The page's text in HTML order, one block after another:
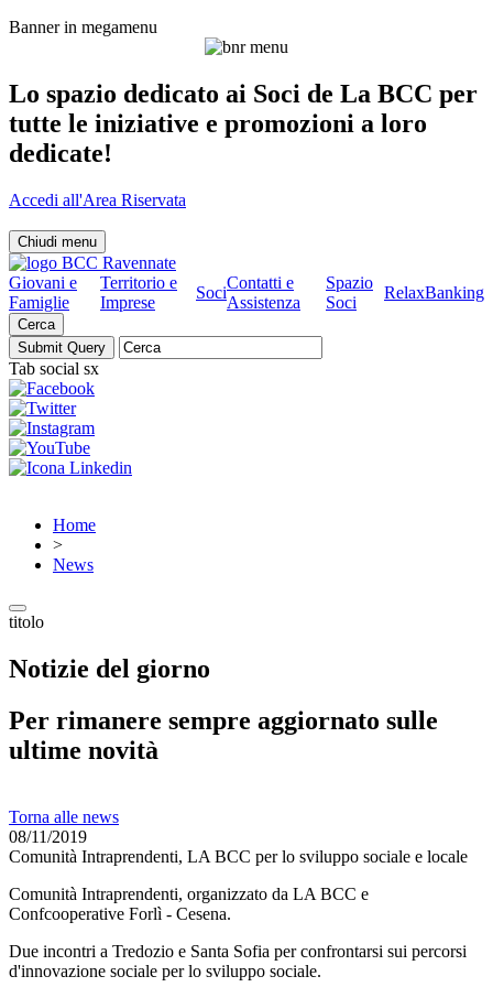
Banner in megamenu
Lo spazio dedicato ai Soci de La BCC per
tutte le iniziative e promozioni a loro
dedicate!
Accedi all'Area Riservata
Chiudi menu
Giovani e
Famiglie
Territorio e
Imprese
Soci
Contatti e
Assistenza
Spazio
Soci
RelaxBanking
Cerca
Tab social sx
Home
>
News
titolo
Notizie del giorno
Per rimanere sempre aggiornato sulle
ultime novità
Torna alle news
08/11/2019
Comunità Intraprendenti, LA BCC per lo sviluppo sociale e locale
Comunità Intraprendenti, organizzato da LA BCC e
Confcooperative Forlì - Cesena.
Due incontri a Tredozio e Santa Sofia per confrontarsi sui percorsi
d'innovazione sociale per lo sviluppo sociale.